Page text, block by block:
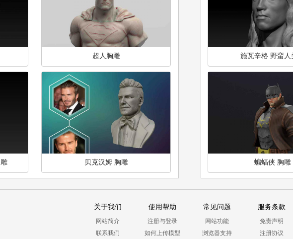
超人胸雕
贝克汉姆 胸雕
施瓦辛格 野蛮人
蝙蝠侠 胸雕
关于我们
网站简介
联系我们
使用帮助
注册与登录
如何上传模型
常见问题
网站功能
浏览器支持
服务条款
免责声明
注册协议